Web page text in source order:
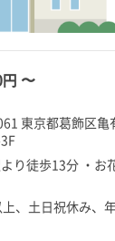
〜
東京都葛飾区亀
より徒歩13分 ・お
、土日祝休み、